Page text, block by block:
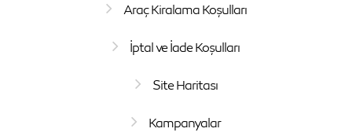
Araç Kiralama Koşulları
İptal ve İade Koşulları
Site Haritası
Kampanyalar